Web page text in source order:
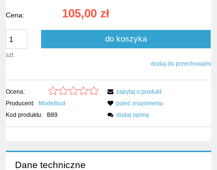
Cena: 105,00 zł
szt.
do koszyka
dodaj do przechowalni
Ocena:
Producent:
Modelbud
Kod produktu:
B89
zapytaj o produkt
poleć znajomemu
dodaj opinię
Dane techniczne